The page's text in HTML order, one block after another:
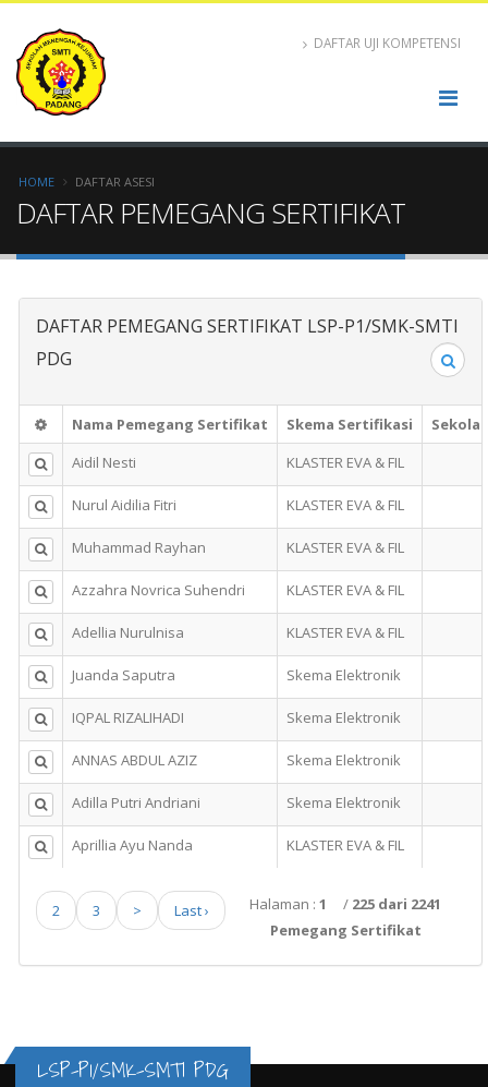
DAFTAR UJI KOMPETENSI
HOME DAFTAR ASESI
DAFTAR PEMEGANG SERTIFIKAT
DAFTAR PEMEGANG SERTIFIKAT LSP-P1/SMK-SMTI
PDG
Nama Pemegang Sertifikat Skema Sertifikasi
Aidil Nesti
KLASTER EVA & FIL
Nurul Aidilia Fitri KLASTER EVA & FIL
Muhammad Rayhan KLASTER EVA & FIL
Azzahra Novrica Suhendri KLASTER EVA & FIL
Adellia Nurulnisa KLASTER EVA & FIL
Juanda Saputra Skema Elektronik
IQPAL RIZALIHADI Skema Elektronik
ANNAS ABDUL AZIZ Skema Elektronik
Adilla Putri Andriani Skema Elektronik
Aprillia Ayu Nanda KLASTER EVA & FIL
Halaman :1
2 3 > Last › / 225 dari 2241
Pemegang Sertifikat
LSP-P1/SMK-SMTI PDG